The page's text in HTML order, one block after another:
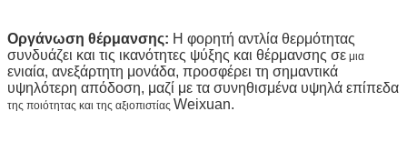
Οργάνωση θέρμανσης: Η φορητή αντλία θερμότητας
συνδυάζει και τις ικανότητες ψύξης και θέρμανσης σε μια
ενιαία, ανεξάρτητη μονάδα, προσφέρει τη σημαντικά
υψηλότερη απόδοση, μαζί με τα συνηθισμένα υψηλά επίπεδα
της ποιότητας και της αξιοπιστίας Weixuan.